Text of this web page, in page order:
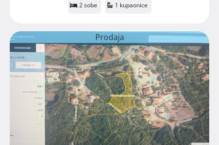
2 sobe 1 kupaonice
Prodaja